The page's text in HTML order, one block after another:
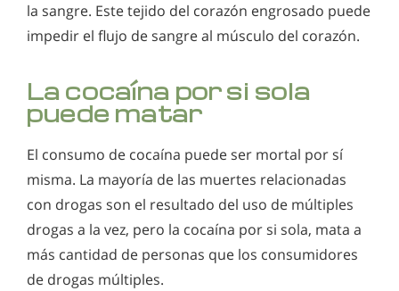
la sangre. Este tejido del corazón engrosado puede
impedir el flujo de sangre al músculo del corazón.
La cocaína por si sola
puede matar
El consumo de cocaína puede ser mortal por sí
misma. La mayoría de las muertes relacionadas
con drogas son el resultado del uso de múltiples
drogas a la vez, pero la cocaína por si sola, mata a
más cantidad de personas que los consumidores
de drogas múltiples.